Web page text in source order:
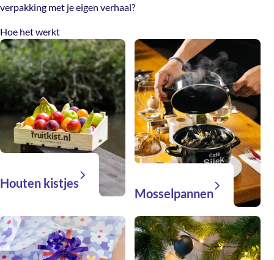
verpakking met je eigen verhaal?
Hoe het werkt
Houten kistjes
Mosselpannen